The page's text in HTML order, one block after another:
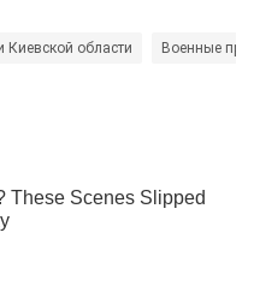
Киевской области Военные